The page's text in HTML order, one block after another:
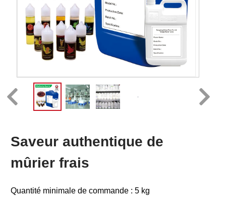
Saveur authentique de
mûrier frais
Quantité minimale de commande : 5 kg